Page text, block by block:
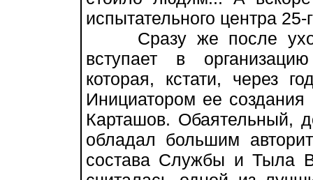
испытательного центра
Сразу же после
вступает в
которая, кстати, через
Инициатором ее
Карташов. Обаятельный,
обладал большим
состава Службы и Тыла